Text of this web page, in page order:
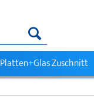
Platten+Glas Zuschnitt